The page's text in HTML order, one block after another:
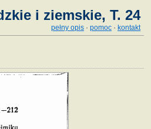
i ziemskie, T. 24
pełny opis · pomoc · kontakt